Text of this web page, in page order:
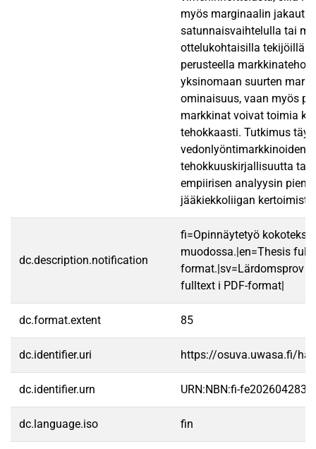
myös marginaalin
satunnaisvaihtelulla tai
ottelukohtaisilla tekijöillä.
perusteella
yksinomaan suurten
ominaisuus, vaan myös
markkinat voivat toimia
tehokkaasti. Tutkimus
vedonlyöntimarkkinoiden
tehokkuuskirjallisuutta
empiirisen analyysin
jääkiekkoliigan kertoimista.
dc.description.notification
fi=Opinnäytetyö
muodossa.|en=Thesis
format.|sv=Lärdomsprov
fulltext i PDF-format|
dc.format.extent 85
dc.identifier.uri https://osuva.uwasa.fi/
dc.identifier.urn URN:NBN:fi-
dc.language.iso fin